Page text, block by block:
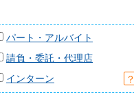
パート・アルバイト
請負・委託・代理店
インターン ？